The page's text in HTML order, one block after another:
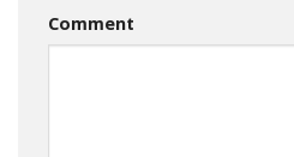
Comment